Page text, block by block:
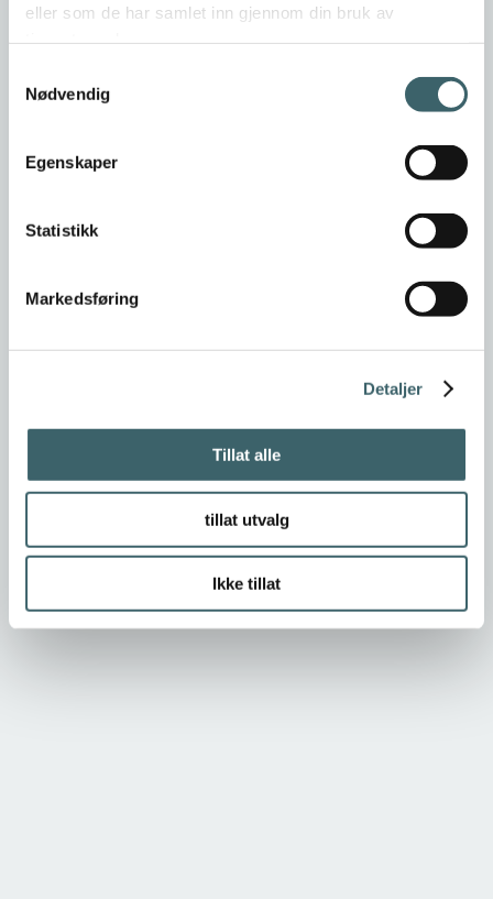
eller som de har samlet inn gjennom din bruk av
Nødvendig
Egenskaper
Statistikk
Markedsføring
Detaljer
Tillat alle
tillat utvalg
Ikke tillat